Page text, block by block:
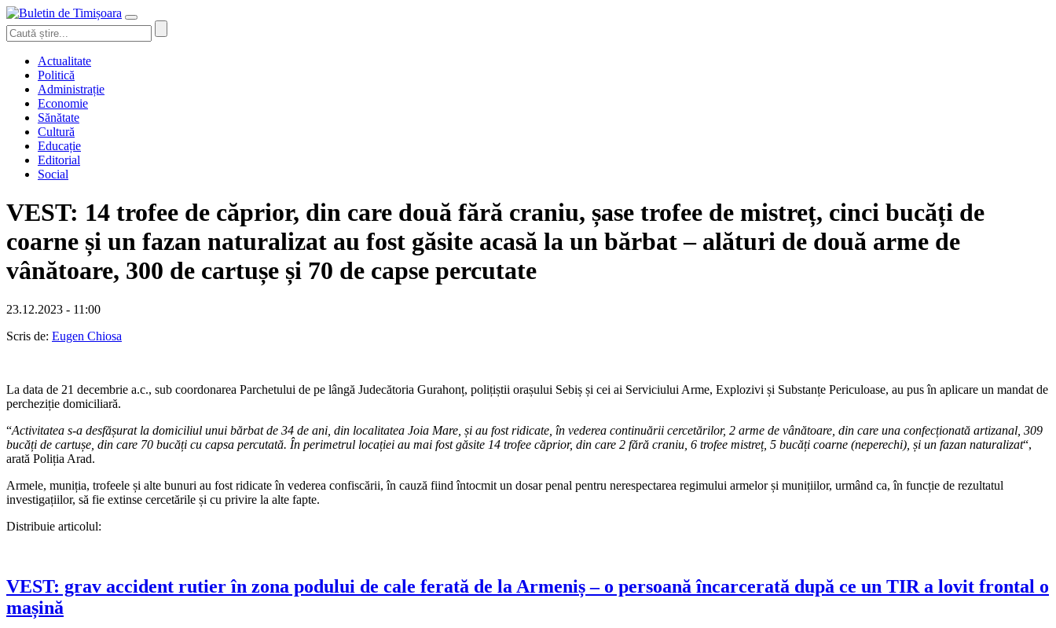
Actualitate
Politică
Administrație
Economie
Sănătate
Cultură
Educație
Editorial
Social
VEST: 14 trofee de căprior, din care două fără craniu, șase trofee de mistreț, cinci bucăți de
coarne și un fazan naturalizat au fost găsite acasă la un bărbat – alături de două arme de
vânătoare, 300 de cartușe și 70 de capse percutate
23.12.2023 - 11:00
Scris de: Eugen Chiosa
La data de 21 decembrie a.c., sub coordonarea Parchetului de pe lângă Judecătoria Gurahonț, polițiștii orașului Sebiș și cei ai Serviciului Arme, Explozivi și Substanțe Periculoase, au pus în aplicare un mandat de
percheziție domiciliară.
“Activitatea s-a desfășurat la domiciliul unui bărbat de 34 de ani, din localitatea Joia Mare, și au fost ridicate, în vederea continuării cercetărilor, 2 arme de vânătoare, din care una confecționată artizanal, 309
bucăți de cartușe, din care 70 bucăți cu capsa percutată. În perimetrul locației au mai fost găsite 14 trofee căprior, din care 2 fără craniu, 6 trofee mistreț, 5 bucăți coarne (neperechi), și un fazan naturalizat“,
arată Poliția Arad.
Armele, muniția, trofeele și alte bunuri au fost ridicate în vederea confiscării, în cauză fiind întocmit un dosar penal pentru nerespectarea regimului armelor și munițiilor, urmând ca, în funcție de rezultatul
investigațiilor, să fie extinse cercetările și cu privire la alte fapte.
Distribuie articolul:
VEST: grav accident rutier în zona podului de cale ferată de la Armeniș – o persoană încarcerată după ce un TIR a lovit frontal o
mașină